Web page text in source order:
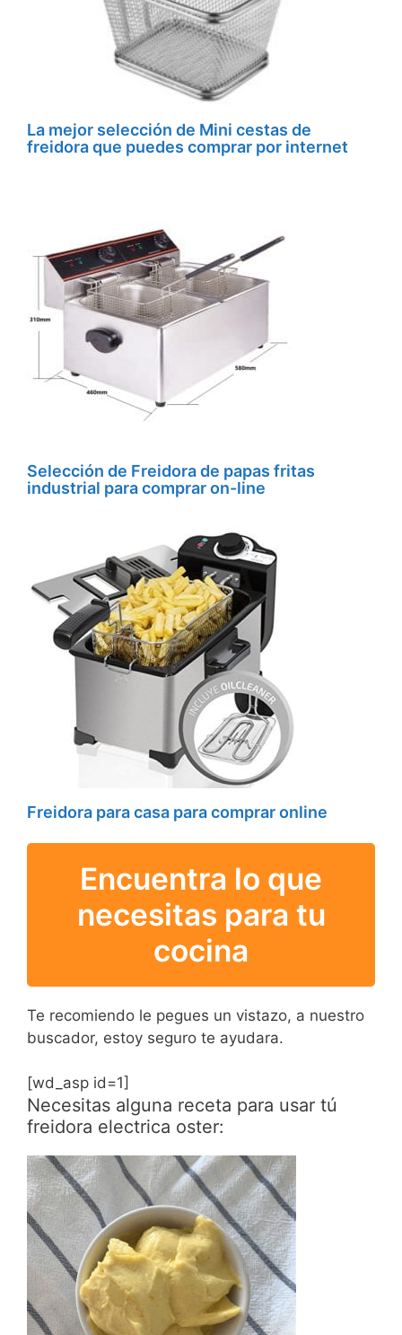
La mejor selección de Mini cestas de
freidora que puedes comprar por internet
Selección de Freidora de papas fritas
industrial para comprar on-line
Freidora para casa para comprar online
Encuentra lo que
necesitas para tu
cocina
Te recomiendo le pegues un vistazo, a nuestro
buscador, estoy seguro te ayudara.
[wd_asp id=1]
Necesitas alguna receta para usar tú
freidora electrica oster: